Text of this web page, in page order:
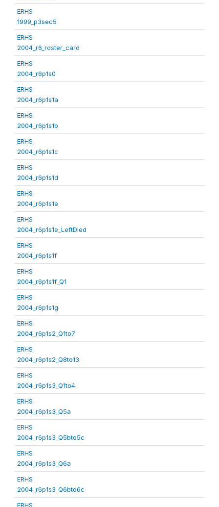
ERHS
1999_p3sec5
ERHS
2004_r6_roster_card
ERHS
2004_r6p1s0
ERHS
2004_r6p1s1a
ERHS
2004_r6p1s1b
ERHS
2004_r6p1s1c
ERHS
2004_r6p1s1d
ERHS
2004_r6p1s1e
ERHS
2004_r6p1s1e_LeftDied
ERHS
2004_r6p1s1f
ERHS
2004_r6p1s1f_Q1
ERHS
2004_r6p1s1g
ERHS
2004_r6p1s2_Q1to7
ERHS
2004_r6p1s2_Q8to13
ERHS
2004_r6p1s3_Q1to4
ERHS
2004_r6p1s3_Q5a
ERHS
2004_r6p1s3_Q5bto5c
ERHS
2004_r6p1s3_Q6a
ERHS
2004_r6p1s3_Q6bto6c
ERHS